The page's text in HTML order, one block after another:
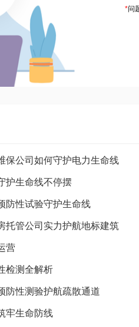
*问
保公司如何守护电力生命线
护生命线不停摆
防性试验守护生命线
托管公司实力护航地标建筑
营
检测全解析
防性测验护航疏散通道
牢生命防线